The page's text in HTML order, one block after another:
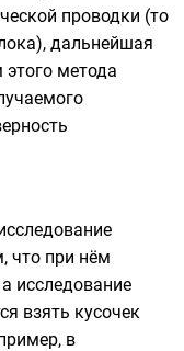
проводки (то
дальнейшая
метода
что при нём
исследование
взять кусочек
в